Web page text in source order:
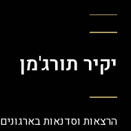
יקיר תורג'מן
הרצאות וסדנאות בארגונים